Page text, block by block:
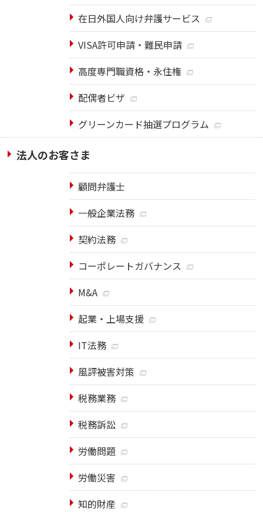
在日外国人向け弁護サービス
VISA許可申請・難民申請
高度専門職資格・永住権
配偶者ビザ
グリーンカード抽選プログラム
法人のお客さま
顧問弁護士
一般企業法務
契約法務
コーポレートガバナンス
M&A
起業・上場支援
IT法務
風評被害対策
税務業務
税務訴訟
労働問題
労働災害
知的財産